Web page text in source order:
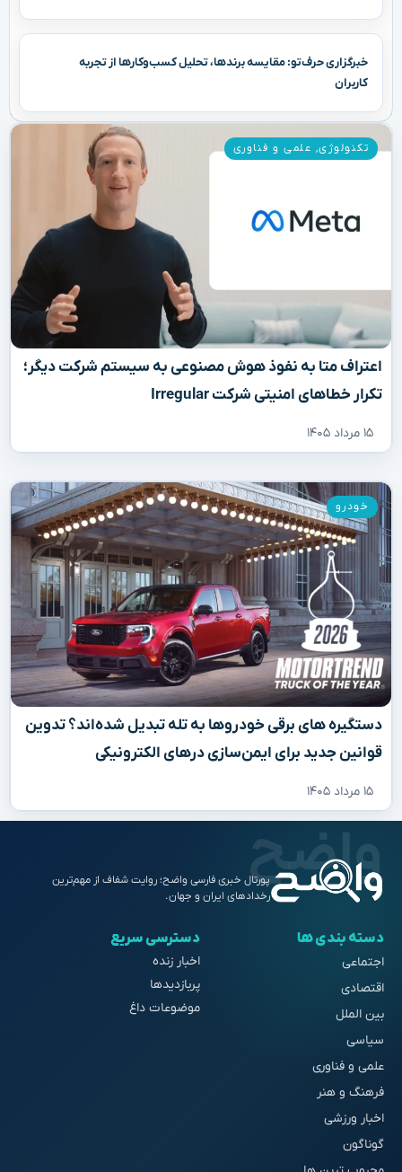
خبرگزاری حرف‌تو: مقایسه برندها، تحلیل کسب‌وکارها از تجربه
کاربران
اعتراف متا به نفوذ هوش مصنوعی به سیستم شرکت دیگر؛
تکرار خطاهای امنیتی شرکت Irregular
۱۵ مرداد ۱۴۰۵
تکنولوژی, علمی و فناوری
دستگیره‌ های برقی خودروها به تله تبدیل شده‌اند؟ تدوین
قوانین جدید برای ایمن‌سازی درهای الکترونیکی
۱۵ مرداد ۱۴۰۵
خودرو
پورتال خبری فارسی واضح؛ روایت شفاف از مهم‌ترین
رخدادهای ایران و جهان.
دسته بندی ها
اجتماعی
اقتصادی
بین الملل
سیاسی
علمی و فناوری
فرهنگ و هنر
اخبار ورزشی
گوناگون
دسترسی سریع
اخبار زنده
پربازدیدها
موضوعات داغ